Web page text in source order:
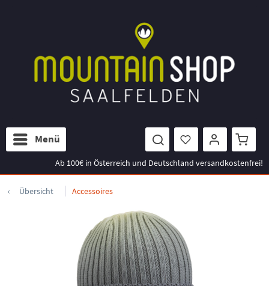
Menü
Ab 100€ in Österreich und Deutschland versandkostenfrei!
Übersicht Accessoires